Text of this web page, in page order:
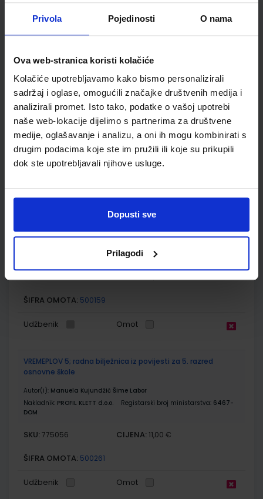
Privola Pojedinosti O nama
Ova web-stranica koristi kolačiće
Kolačiće upotrebljavamo kako bismo personalizirali
sadržaj i oglase, omogućili značajke društvenih medija i
analizirali promet. Isto tako, podatke o vašoj upotrebi
naše web-lokacije dijelimo s partnerima za društvene
medije, oglašavanje i analizu, a oni ih mogu kombinirati s
drugim podacima koje ste im pružili ili koje su prikupili
dok ste upotrebljavali njihove usluge.
Dopusti sve
Prilagodi
ŠIFRA OMOTA:500170
Omot
GEA 1; nastavni listići za samovrednovanje i razumijevanje
geografskih vještina
Autor(i): Goran Dragičević
Nakladnik:ŠKOLSKA KNJIGA d.d. Registarski broj ministarstva:
SKU: CIJENA:
ŠIFRA OMOTA:
VREMEPLOV 5; udžbenik povijesti za peti razred osnovne
PROFIL KLETT d.o.o. Registarski broj ministarstva:
SKU: CIJENA:
ŠIFRA OMOTA: 500159
Udžbenik Omot
VREMEPLOV 5; radna bilježnica iz povijesti za 5. razred
osnovne škole
Autor(i): Manuela Kujundžić Šime Labor
Nakladnik: PROFIL KLETT d.o.o. Registarski broj ministarstva: 6467-
DOM
SKU: 775056 CIJENA: 11,00 €
ŠIFRA OMOTA: 500261
Udžbenik Omot